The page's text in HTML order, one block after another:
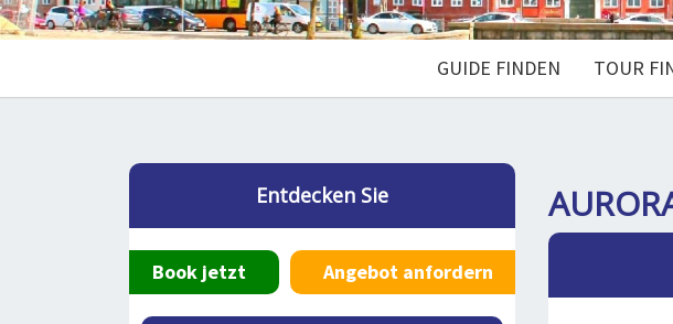
GUIDE FINDEN TOUR
Entdecken Sie
Book jetzt Angebot anfordern